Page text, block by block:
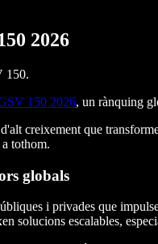
2026
150.
150 2026, un rànquing
creixement que
tothom.
globals
i privades que
solucions escalables,